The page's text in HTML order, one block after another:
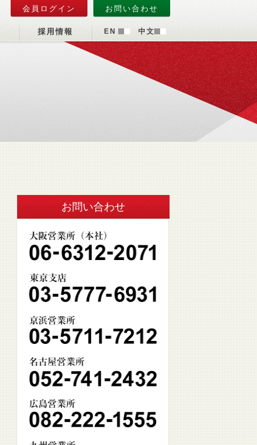
会員ログイン お問い合わせ
採用情報 EN 中文
お問い合わせ